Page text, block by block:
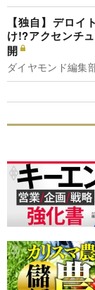
【独自】デロイ
け!?アクセンチ
開
ダイヤモンド編集